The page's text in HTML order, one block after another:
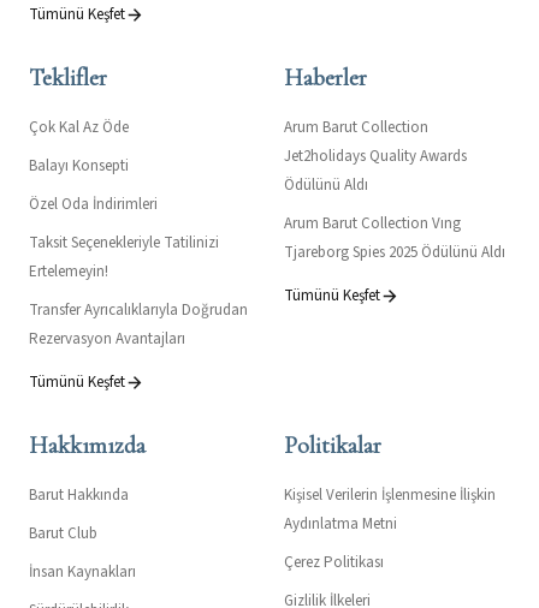
Tümünü Keşfet
Teklifler
Çok Kal Az Öde
Balayı Konsepti
Özel Oda İndirimleri
Taksit Seçenekleriyle Tatilinizi
Ertelemeyin!
Transfer Ayrıcalıklarıyla Doğrudan
Rezervasyon Avantajları
Tümünü Keşfet
Haberler
Arum Barut Collection
Jet2holidays Quality Awards
Ödülünü Aldı
Arum Barut Collection Vıng
Tjareborg Spies 2025 Ödülünü Aldı
Tümünü Keşfet
Hakkımızda
Barut Hakkında
Barut Club
İnsan Kaynakları
Politikalar
Kişisel Verilerin İşlenmesine İlişkin
Aydınlatma Metni
Çerez Politikası
Gizlilik İlkeleri